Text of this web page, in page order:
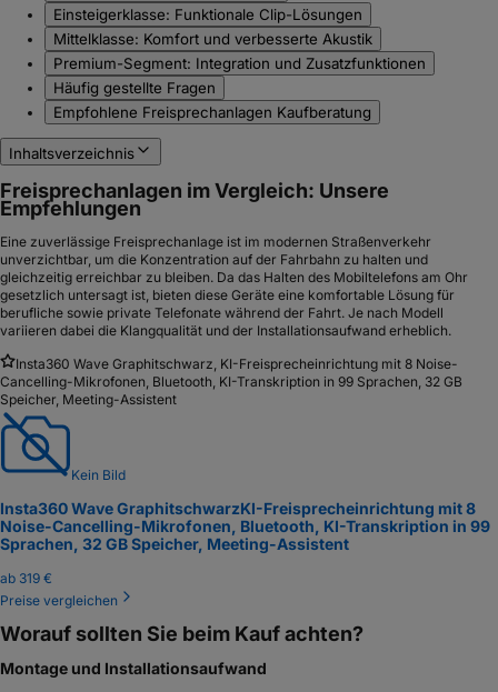
Einsteigerklasse: Funktionale Clip-Lösungen
Mittelklasse: Komfort und verbesserte Akustik
Premium-Segment: Integration und Zusatzfunktionen
Häufig gestellte Fragen
Empfohlene Freisprechanlagen Kaufberatung
Inhaltsverzeichnis
Freisprechanlagen im Vergleich: Unsere
Empfehlungen
Eine zuverlässige Freisprechanlage ist im modernen Straßenverkehr
unverzichtbar, um die Konzentration auf der Fahrbahn zu halten und
gleichzeitig erreichbar zu bleiben. Da das Halten des Mobiltelefons am Ohr
gesetzlich untersagt ist, bieten diese Geräte eine komfortable Lösung für
berufliche sowie private Telefonate während der Fahrt. Je nach Modell
variieren dabei die Klangqualität und der Installationsaufwand erheblich.
Insta360 Wave Graphitschwarz, KI-Freisprecheinrichtung mit 8 Noise-
Cancelling-Mikrofonen, Bluetooth, KI-Transkription in 99 Sprachen, 32 GB
Speicher, Meeting-Assistent
Kein Bild
Insta360 Wave GraphitschwarzKI-Freisprecheinrichtung mit 8
Noise-Cancelling-Mikrofonen, Bluetooth, KI-Transkription in 99
Sprachen, 32 GB Speicher, Meeting-Assistent
ab 319 €
Preise vergleichen
Worauf sollten Sie beim Kauf achten?
Montage und Installationsaufwand